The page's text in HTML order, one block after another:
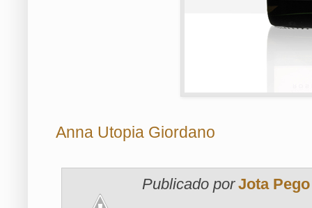
Anna Utopia Giordano
Publicado por Jota Pego